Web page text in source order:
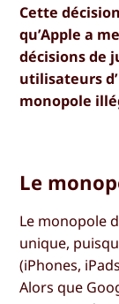
Cette
qu’Apple a
décisions de
utilisateurs
monopole
Le
Le monopole
unique,
(iPhones,
Alors que